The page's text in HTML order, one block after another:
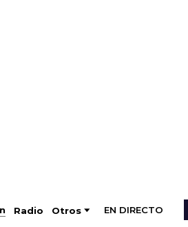
Radio Otros EN DIRECTO